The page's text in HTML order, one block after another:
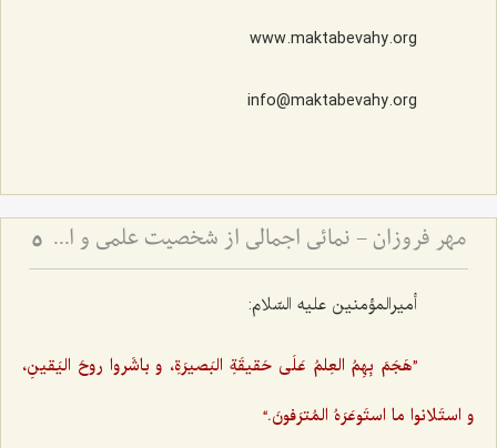
مهر فروزان - نمائی اجمالی از شخصیت علمی و اخلاقی حضرت علامه آیة الله حاج سید محمد حسین حسینی طهرانی 5
أمیرالمؤمنین علیه السّلام:
”هَجَمَ بِهِمُ العِلمُ عَلَی حَقیقَةِ البَصیرَةِ، و باشَروا روحَ الیَقینِ،
و استَلانوا ما استَوعَرَهُ المُترَفونَ.“